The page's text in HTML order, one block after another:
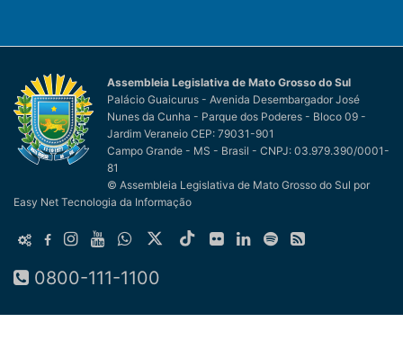
Assembleia Legislativa de Mato Grosso do Sul
Palácio Guaicurus - Avenida Desembargador José
Nunes da Cunha - Parque dos Poderes - Bloco 09 -
Jardim Veraneio CEP: 79031-901
Campo Grande - MS - Brasil - CNPJ: 03.979.390/0001-
81
© Assembleia Legislativa de Mato Grosso do Sul por
Easy Net Tecnologia da Informação
0800-111-1100